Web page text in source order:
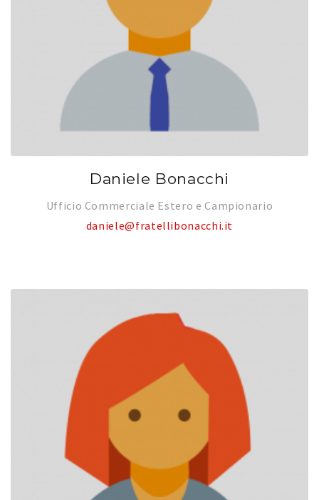
Daniele Bonacchi
Ufficio Commerciale Estero e Campionario
daniele@fratellibonacchi.it